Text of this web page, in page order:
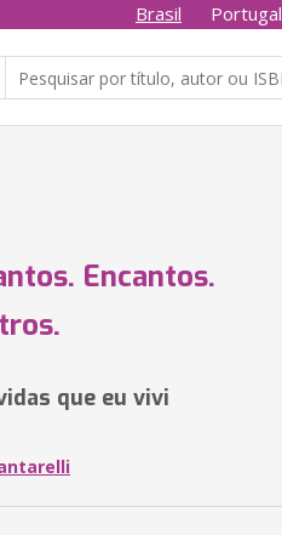
Brasil Portugal
Encantos.
que eu vivi